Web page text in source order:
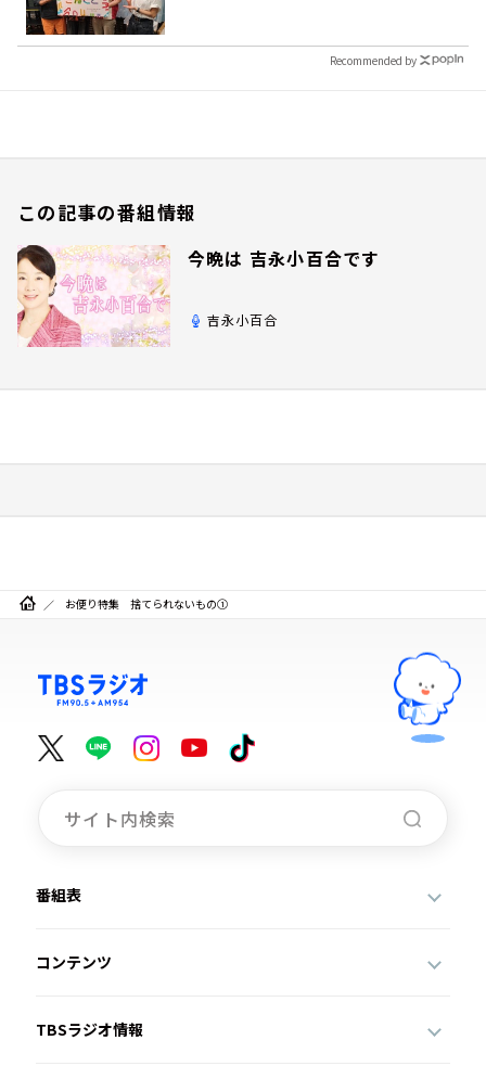
Recommended by
この記事の番組情報
今晩は 吉永小百合です
吉永小百合
お便り特集 捨てられないもの①
番組表
コンテンツ
TBSラジオ情報